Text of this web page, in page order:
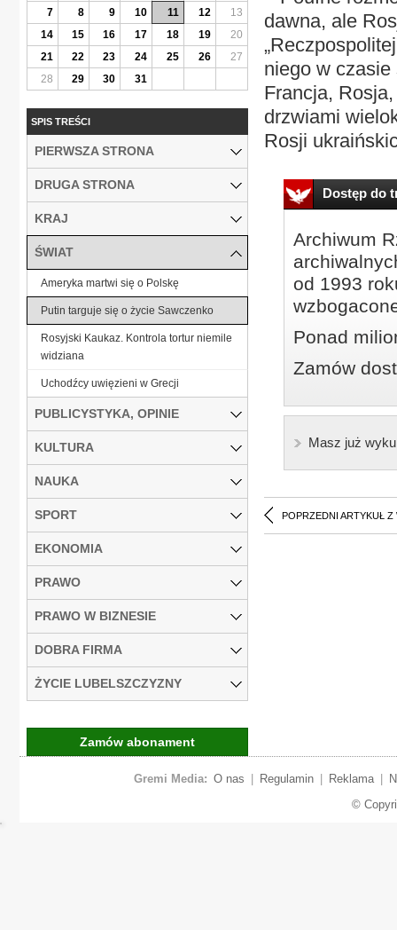
dawna, ale
niego w czasie
Francja,
drzwiami
Rosji
Dostęp do
Archiwum
od 1993
Ponad
Zamów
Masz już
POPRZEDNI ARTYKUŁ Z
7
8 9 10 11 12
13
14
15 16 17 18 19
20
21
22 23 24 25 26
27
28
29 30 31
SPIS TREŚCI
PIERWSZA STRONA
DRUGA STRONA
KRAJ
ŚWIAT
Ameryka martwi się o Polskę
Putin targuje się o życie Sawczenko
Rosyjski Kaukaz. Kontrola tortur niemile
widziana
Uchodźcy uwięzieni w Grecji
PUBLICYSTYKA, OPINIE
KULTURA
NAUKA
SPORT
EKONOMIA
PRAWO
PRAWO W BIZNESIE
DOBRA FIRMA
ŻYCIE LUBELSZCZYZNY
Zamów abonament
Gremi Media: O nas Regulamin Reklama
©